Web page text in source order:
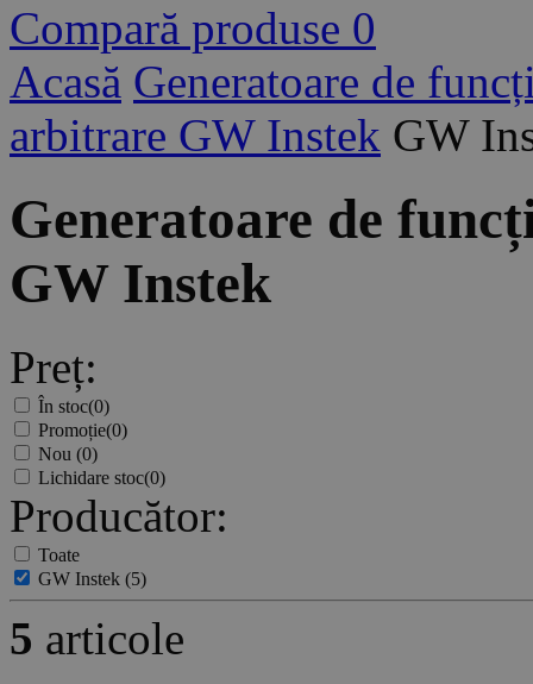
Compară produse 0
Acasă Generatoare de
arbitrare GW Instek GW
Generatoare de
GW Instek
Preț:
În stoc(0)
Promoție(0)
Nou (0)
Lichidare stoc(0)
Producător:
Toate
GW Instek (5)
5 articole